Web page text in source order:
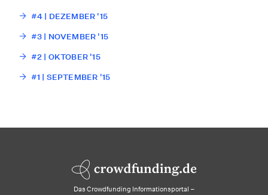
#4 | DEZEMBER '15
#3 | NOVEMBER '15
#2 | OKTOBER '15
#1 | SEPTEMBER '15
Das Crowdfunding Informationsportal –